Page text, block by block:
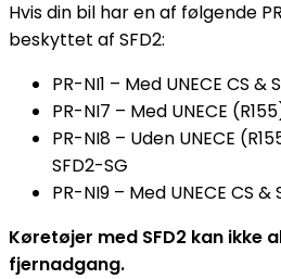
Hvis din bil har en af følgende
beskyttet af SFD2:
PR-NI1 – Med UNECE CS &
PR-NI7 – Med UNECE
PR-NI8 – Uden UNECE
SFD2-SG
PR-NI9 – Med UNECE CS &
Køretøjer med SFD2 kan ikke
fjernadgang.